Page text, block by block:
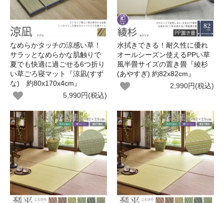
なめらかタッチの涼感い草！
サラッとなめらかな肌触りで
夏でも快適に過ごせる6つ折り
い草ごろ寝マット『涼凪(すず
な) 約80x170x4cm』
5,990円(税込)
水拭きできる！耐久性に優れ
オールシーズン使えるPPい草
風半畳サイズの置き畳『綾杉
(あやすぎ) 約82x82cm』
2,990円(税込)